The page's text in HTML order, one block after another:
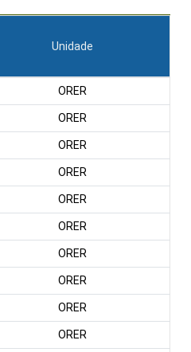
Unidade
ORER
ORER
ORER
ORER
ORER
ORER
ORER
ORER
ORER
ORER